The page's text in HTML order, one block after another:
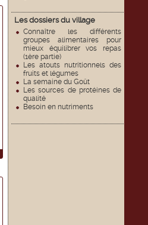
Les dossiers du village
Connaître les différents
groupes alimentaires pour
mieux équilibrer vos repas
(1ère partie)
Les atouts nutritionnels des
fruits et légumes
La semaine du Goût
Les sources de protéines de
qualité
Besoin en nutriments